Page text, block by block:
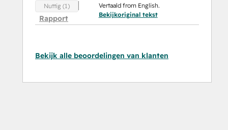
Nuttig (1)
Rapport
Vertaald from English.
Bekijkoriginal tekst
Bekijk alle beoordelingen van klanten